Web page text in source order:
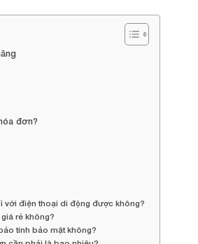
đơn?
với điện thoại di động được không?
rẻ không?
tính bảo mật không?